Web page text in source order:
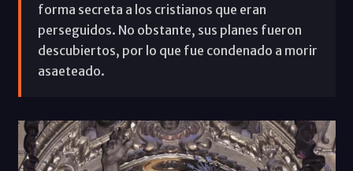
forma secreta a los cristianos que eran
perseguidos. No obstante, sus planes fueron
descubiertos, por lo que fue condenado a morir
asaeteado.